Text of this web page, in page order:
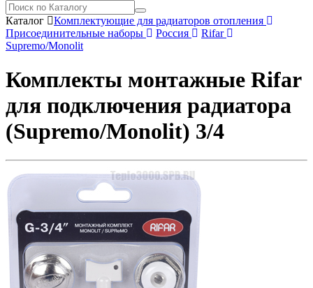
Каталог
Комплектующие для радиаторов отопления
Присоединительные наборы
Россия
Rifar
Supremo/Monolit
Комплекты монтажные Rifar
для подключения радиатора
(Supremo/Monolit) 3/4